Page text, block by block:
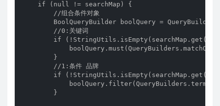
    if (null != searchMap) {
        //组合条件对象
BoolQueryBuilder boolQuery =
        //0:关键词
if
        }
        //1:条件 品牌
if
        }